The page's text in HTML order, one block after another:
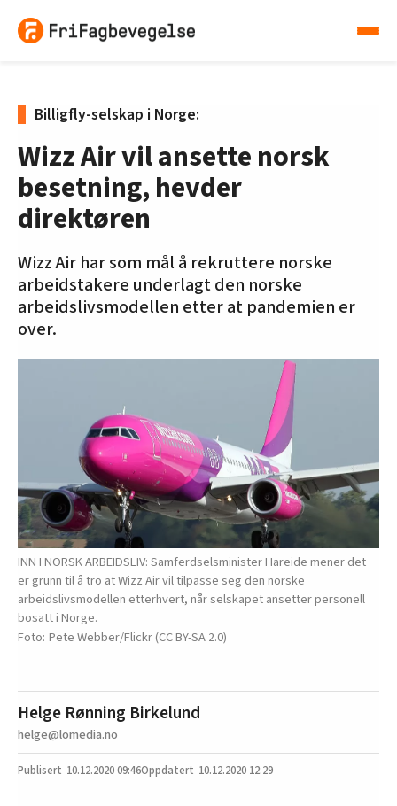
Billigfly-selskap i Norge:
Wizz Air vil ansette norsk
besetning, hevder
direktøren
Wizz Air har som mål å rekruttere norske
arbeidstakere underlagt den norske
arbeidslivsmodellen etter at pandemien er
over.
INN I NORSK ARBEIDSLIV: Samferdselsminister Hareide mener det
er grunn til å tro at Wizz Air vil tilpasse seg den norske
arbeidslivsmodellen etterhvert, når selskapet ansetter personell
bosatt i Norge.
Pete Webber/Flickr (CC BY-SA 2.0)
Helge Rønning Birkelund
helge@lomedia.no
10.12.202009:46 10.12.2020 12:29